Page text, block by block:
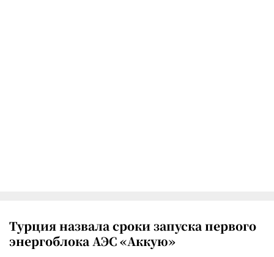
Турция назвала сроки запуска первого
энергоблока АЭС «Аккую»